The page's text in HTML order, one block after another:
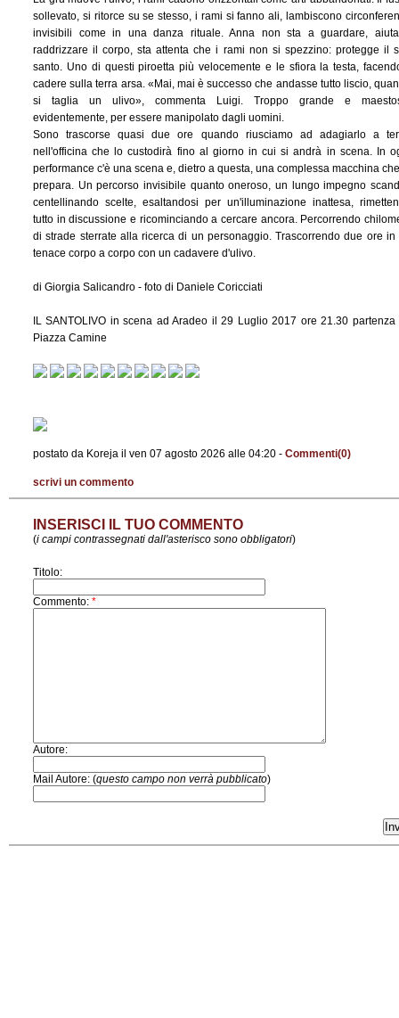
sollevato, si ritorce su se stesso, i rami si fanno ali, lambiscono
invisibili come in una danza rituale. Anna non sta a guardare,
raddrizzare il corpo, sta attenta che i rami non si spezzino: protegge il
santo. Uno di questi piroetta più velocemente e le sfiora la testa,
cadere sulla terra arsa. «Mai, mai è successo che andasse tutto liscio,
si taglia un ulivo», commenta Luigi. Troppo grande e
evidentemente, per essere manipolato dagli uomini.
Sono trascorse quasi due ore quando riusciamo ad adagiarlo a
nell'officina che lo custodirà fino al giorno in cui si andrà in scena. In
performance c'è una scena e, dietro a questa, una complessa macchina
prepara. Un percorso invisibile quanto oneroso, un lungo impegno
centellinando scelte, esaltandosi per un'illuminazione inattesa,
tutto in discussione e ricominciando a cercare ancora. Percorrendo
di strade sterrate alla ricerca di un personaggio. Trascorrendo due ore in
tenace corpo a corpo con un cadavere d'ulivo.
di Giorgia Salicandro - foto di Daniele Coricciati
IL SANTOLIVO in scena ad Aradeo il 29 Luglio 2017 ore 21.30 partenza
Piazza Camine
postato da Koreja il ven 07 agosto 2026 alle 04:20 - Commenti(0)
scrivi un commento
INSERISCI IL TUO COMMENTO
(i campi contrassegnati dall'asterisco sono obbligatori)
Titolo:
Commento: *
Autore:
Mail Autore: (questo campo non verrà pubblicato)